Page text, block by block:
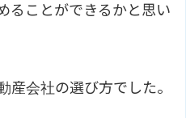
ることができるかと思い
産会社の選び方でした。